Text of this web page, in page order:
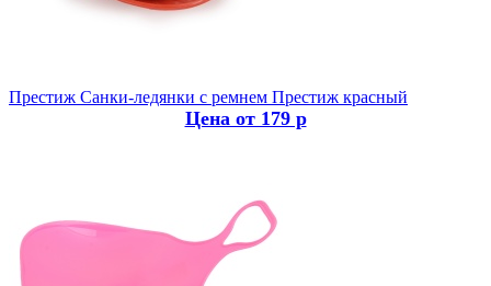
Престиж Санки-ледянки с ремнем Престиж красный
Цена от 179 р